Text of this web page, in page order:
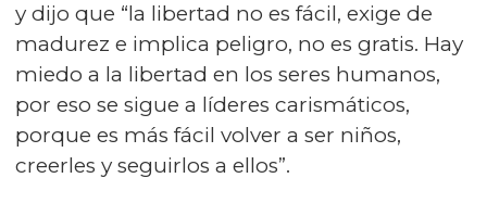
y dijo que “la libertad no es fácil, exige de
madurez e implica peligro, no es gratis. Hay
miedo a la libertad en los seres humanos,
por eso se sigue a líderes carismáticos,
porque es más fácil volver a ser niños,
creerles y seguirlos a ellos”.